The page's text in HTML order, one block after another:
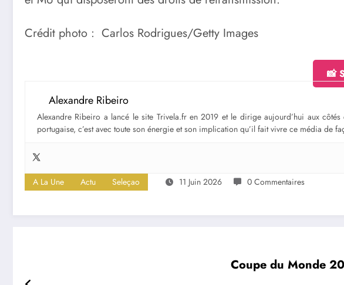
Crédit photo : Carlos Rodrigues/Getty Images
📸
Alexandre Ribeiro
Alexandre Ribeiro a lancé le site Trivela.fr en 2019 et le dirige aujourd’hui aux
portugaise, c’est avec toute son énergie et son implication qu’il fait vivre ce média de
A La Une Actu Seleçao 11 Juin 2026 0 Commentaires
Coupe du Monde